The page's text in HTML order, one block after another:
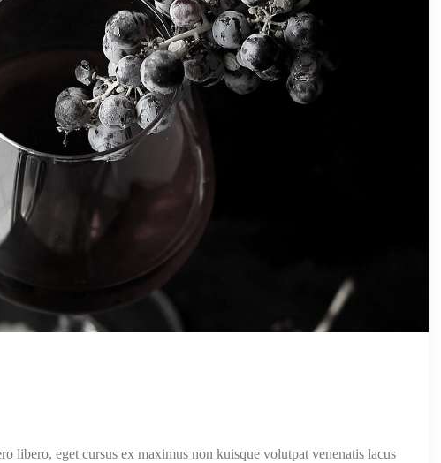
libero, eget cursus ex maximus non kuisque volutpat venenatis lacus